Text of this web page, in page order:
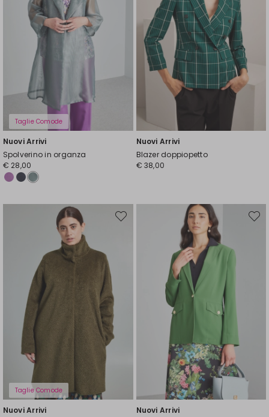
Taglie Comode
Nuovi Arrivi
Spolverino in organza
€ 28,00
Nuovi Arrivi
Blazer doppiopetto
€ 38,00
Taglie Comode
Nuovi Arrivi
Sposta
Nuovi Arrivi